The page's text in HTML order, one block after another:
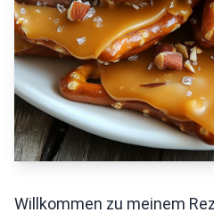
Willkommen zu meinem